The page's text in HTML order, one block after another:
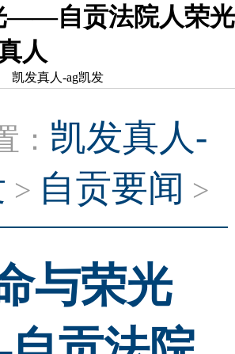
——自贡法院人荣光
人
凯发真人-ag凯发
： 凯发真人-
> 自贡要闻 >
与荣光